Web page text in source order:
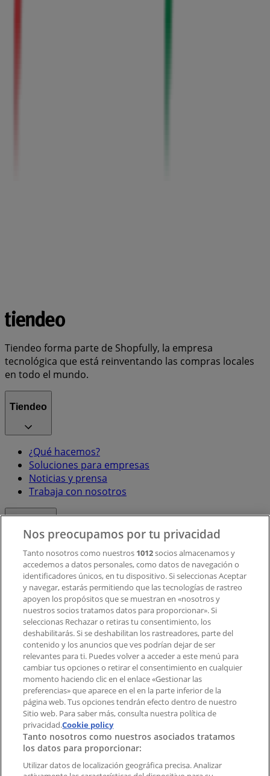
Tiendeo forma parte de Shopfully, la empresa
tecnológica que está reinventando las compras locales
en todo el mundo.
Tiendeo
¿Qué hacemos?
Soluciones para empresas
Noticias y prensa
Trabaja con nosotros
Contacto comercial y de marketing
Tienda mal colocada en el mapa
Notificar un folleto
¿Encontraste un problema en la web o en la
aplicación?
Índices
Marcas
Marcas locales
Negocios
Negocios cercanos
Productos
Productos locales
Nos preocupamos por tu privacidad
Tanto nosotros como nuestros 1012socios almacenamos y
accedemos a datos personales, como datos de navegación o
identificadores únicos, en tu dispositivo. Si seleccionas Aceptar
y navegar, estarás permitiendo que las tecnologías de rastreo
apoyen los propósitos que se muestran en «nosotros y
nuestros socios tratamos datos para proporcionar». Si
seleccionas Rechazar o retiras tu consentimiento, los
deshabilitarás. Si se deshabilitan los rastreadores, parte del
contenido y los anuncios que ves podrían dejar de ser
relevantes para ti. Puedes volver a acceder a este menú para
cambiar tus opciones o retirar el consentimiento en cualquier
momento haciendo clic en el enlace «Gestionar las
preferencias» que aparece en el en la parte inferior de la
página web. Tus opciones tendrán efecto dentro de nuestro
Sitio web. Para saber más, consulta nuestra política de
privacidad.Cookie policy
Tanto nosotros como nuestros asociados tratamos
los datos para proporcionar:
Utilizar datos de localización geográfica precisa. Analizar